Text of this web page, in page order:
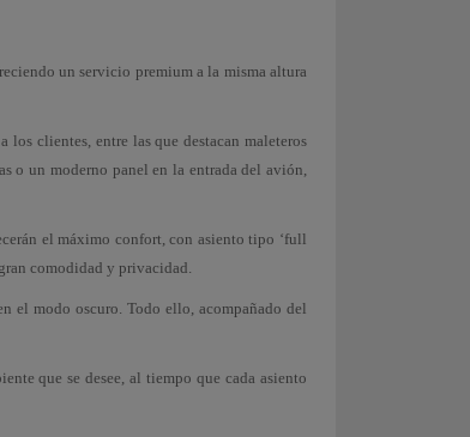
un servicio premium a la misma altura
clientes, entre las que destacan maleteros
o un moderno panel en la entrada del avión,
el máximo confort, con asiento tipo ‘full
comodidad y privacidad.
el modo oscuro. Todo ello, acompañado del
que se desee, al tiempo que cada asiento